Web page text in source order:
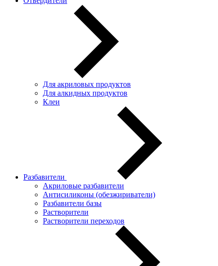
Для акриловых продуктов
Для алкидных продуктов
Клеи
Разбавители
Акриловые разбавители
Антисиликоны (обезжириватели)
Разбавители базы
Растворители
Растворители переходов